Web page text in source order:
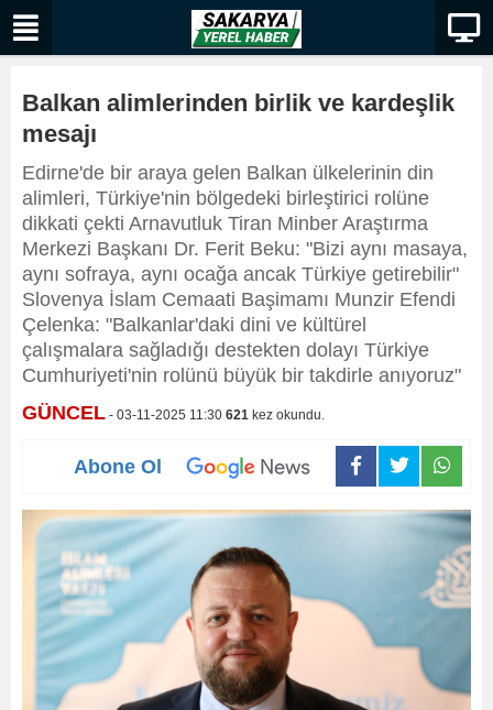
Balkan alimlerinden birlik ve kardeşlik
mesajı
Edirne'de bir araya gelen Balkan ülkelerinin din
alimleri, Türkiye'nin bölgedeki birleştirici rolüne
dikkati çekti Arnavutluk Tiran Minber Araştırma
Merkezi Başkanı Dr. Ferit Beku: "Bizi aynı masaya,
aynı sofraya, aynı ocağa ancak Türkiye getirebilir"
Slovenya İslam Cemaati Başimamı Munzir Efendi
Çelenka: "Balkanlar'daki dini ve kültürel
çalışmalara sağladığı destekten dolayı Türkiye
Cumhuriyeti'nin rolünü büyük bir takdirle anıyoruz"
GÜNCEL - 03-11-2025 11:30 621 kez okundu.
Abone Ol